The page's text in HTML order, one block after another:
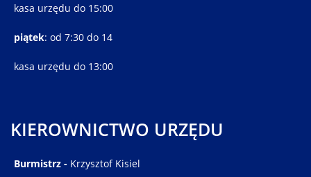
kasa urzędu do 15:00
piątek: od 7:30 do 14
kasa urzędu do 13:00
KIEROWNICTWO URZĘDU
Burmistrz - Krzysztof Kisiel